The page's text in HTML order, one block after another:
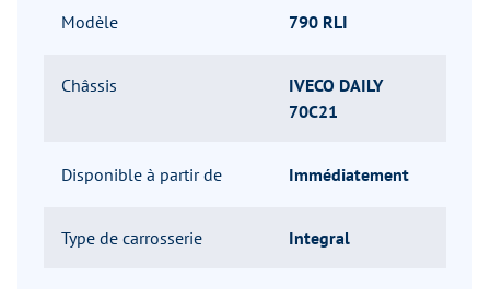
Modèle 790 RLI
Châssis
IVECO DAILY
70C21
Disponible à partir de Immédiatement
Type de carrosserie Integral